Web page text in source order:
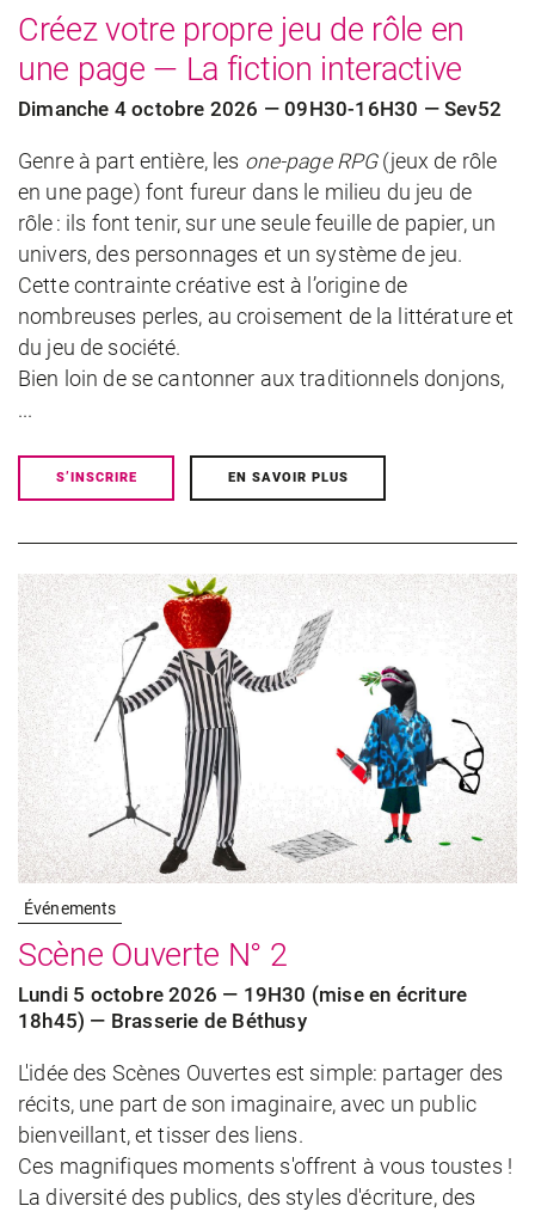
Créez votre propre jeu de rôle en
une page — La fiction interactive
Dimanche 4 octobre 2026 — 09H30-16H30 — Sev52
Genre à part entière, les one-page RPG(jeux de rôle
en une page) font fureur dans le milieu du jeu de
rôle : ils font tenir, sur une seule feuille de papier, un
univers, des personnages et un système de jeu.
Cette contrainte créative est à l’origine de
nombreuses perles, au croisement de la littérature et
du jeu de société.
Bien loin de se cantonner aux traditionnels donjons,
...
S’INSCRIRE EN SAVOIR PLUS
Événements
Scène Ouverte N° 2
Lundi 5 octobre 2026 — 19H30 (mise en écriture
18h45) — Brasserie de Béthusy
L'idée des Scènes Ouvertes est simple: partager des
récits, une part de son imaginaire, avec un public
bienveillant, et tisser des liens.
Ces magnifiques moments s'offrent à vous toustes !
La diversité des publics, des styles d'écriture, des